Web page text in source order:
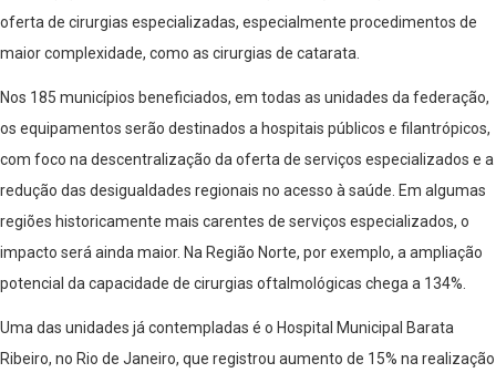
oferta de cirurgias especializadas, especialmente procedimentos de
maior complexidade, como as cirurgias de catarata.
Nos 185 municípios beneficiados, em todas as unidades da federação,
os equipamentos serão destinados a hospitais públicos e filantrópicos,
com foco na descentralização da oferta de serviços especializados e a
redução das desigualdades regionais no acesso à saúde. Em algumas
regiões historicamente mais carentes de serviços especializados, o
impacto será ainda maior. Na Região Norte, por exemplo, a ampliação
potencial da capacidade de cirurgias oftalmológicas chega a 134%.
Uma das unidades já contempladas é o Hospital Municipal Barata
Ribeiro, no Rio de Janeiro, que registrou aumento de 15% na realização